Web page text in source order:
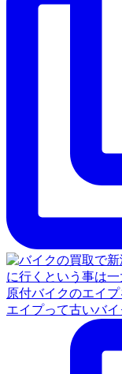
原付バイクのエイ
エイプって古いバ